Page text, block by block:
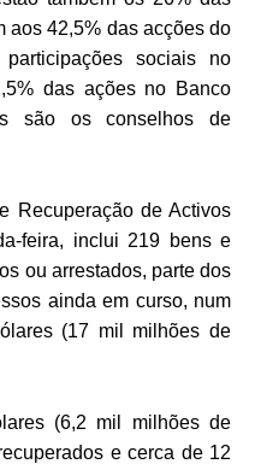
aos 42,5% das acções do
sociais no
das ações no Banco
são os conselhos de
Recuperação de Activos
feira, inclui 219 bens e
ou arrestados, parte dos
ainda em curso, num
(17 mil milhões de
(6,2 mil milhões de
e cerca de 12